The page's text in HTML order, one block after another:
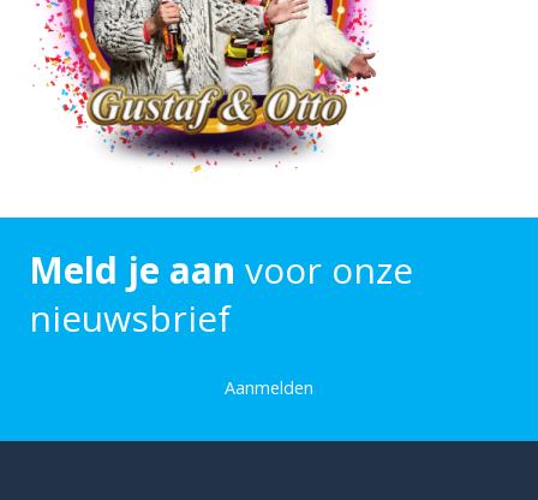
Meld je aan voor onze
nieuwsbrief
Aanmelden